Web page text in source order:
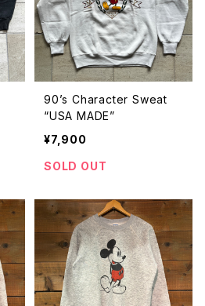
90’s Character Sweat
“USA MADE”
¥7,900
SOLD OUT